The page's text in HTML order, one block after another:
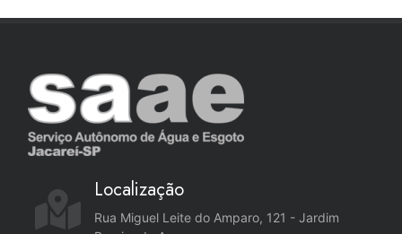
Localização
Rua Miguel Leite do Amparo, 121 - Jardim